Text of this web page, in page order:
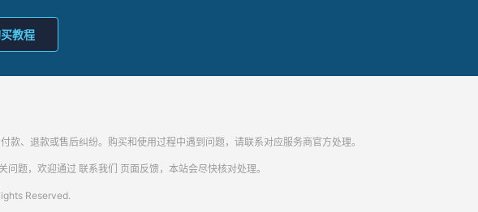
教程
、退款或售后纠纷。购买和使用过程中遇到问题，请联系对应服务商官方处理。
问题，欢迎通过 联系我们 页面反馈，本站会尽快核对处理。
Reserved.